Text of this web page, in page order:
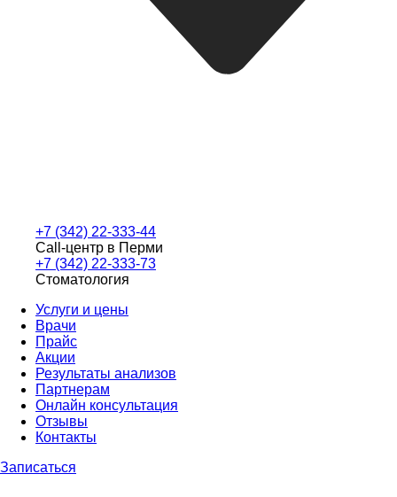
+7 (342) 22-333-44
Call-центр в Перми
+7 (342) 22-333-73
Стоматология
Услуги и цены
Врачи
Прайс
Акции
Результаты анализов
Партнерам
Онлайн консультация
Отзывы
Контакты
Записаться